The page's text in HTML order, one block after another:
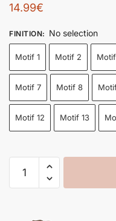
14.99€
FINITION: No selection
Motif 1 Motif 2
Motif 7 Motif 8
Motif 12 Motif 13